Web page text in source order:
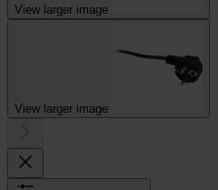
View larger image
View larger image